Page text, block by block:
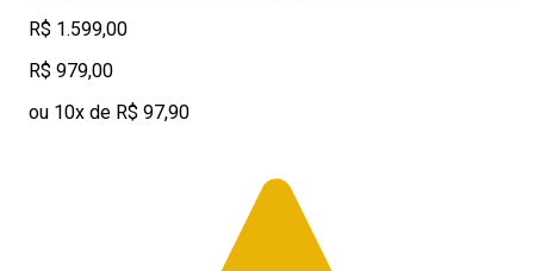
R$ 1.599,00
R$ 979,00
ou 10x de R$ 97,90